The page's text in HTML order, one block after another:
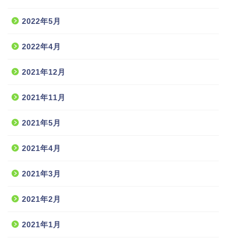
2022年5月
2022年4月
2021年12月
2021年11月
2021年5月
2021年4月
2021年3月
2021年2月
2021年1月